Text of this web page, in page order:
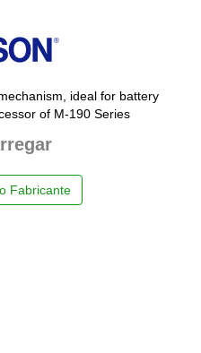
ideal for battery
of M-190 Series
Fabricante